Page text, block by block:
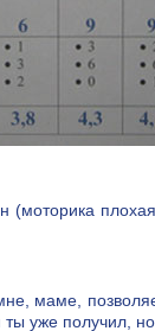
(моторика
маме,
ты уже получил,